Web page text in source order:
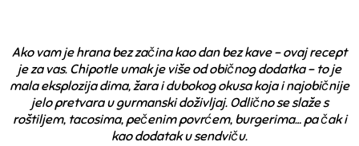
Ako vam je hrana bez začina kao dan bez kave – ovaj recept
je za vas. Chipotle umak je više od običnog dodatka – to je
mala eksplozija dima, žara i dubokog okusa koja i najobičnije
jelo pretvara u gurmanski doživljaj. Odlično se slaže s
roštiljem, tacosima, pečenim povrćem, burgerima… pa čak i
kao dodatak u sendviču.